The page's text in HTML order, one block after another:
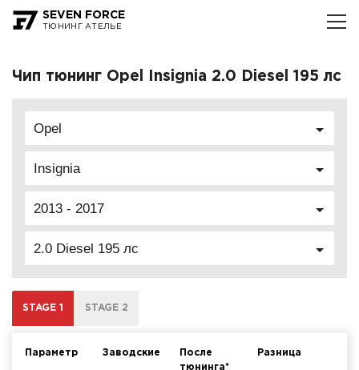
SEVEN FORCE
ТЮНИНГ АТЕЛЬЕ
Чип тюнинг Opel Insignia 2.0 Diesel 195 лс
Opel
Insignia
2013 - 2017
2.0 Diesel 195 лс
STAGE 1 STAGE 2
Параметр Заводские
После
тюнинга*
Разница